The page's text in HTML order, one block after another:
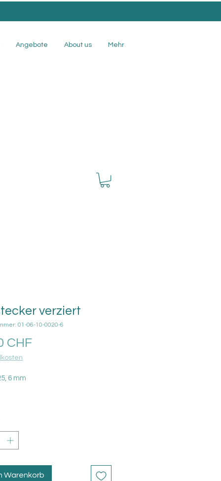
Angebote About us Mehr
verziert
01-06-10-0020-6
CHFPreis
6 mm
Warenkorb